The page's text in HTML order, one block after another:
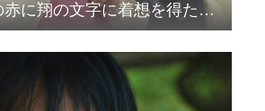
に翔の文字に着想を得たデ